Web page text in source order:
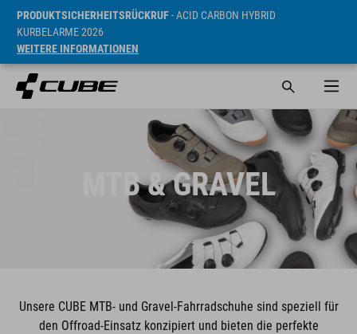
PRODUKTSICHERHEITSRÜCKRUF- ACID CARBON HYBRID
KURBELARME 2026
WEITERE INFORMATIONEN
MTB & GRAVEL
Unsere CUBE MTB- und Gravel-Fahrradschuhe sind speziell für
den Offroad-Einsatz konzipiert und bieten die perfekte